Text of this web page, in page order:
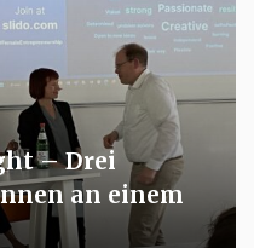
– Drei
an einem